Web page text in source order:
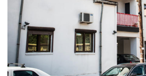
ISG RESIDENCE I